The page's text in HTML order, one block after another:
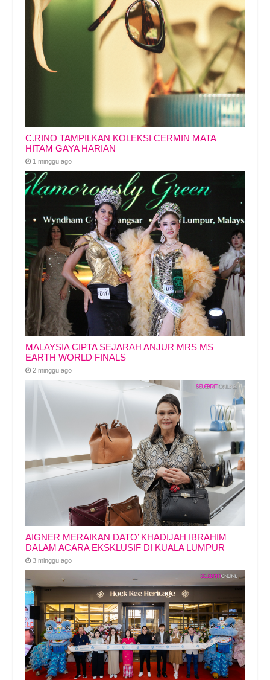
C.RINO TAMPILKAN KOLEKSI CERMIN MATA
HITAM GAYA HARIAN
1 minggu ago
MALAYSIA CIPTA SEJARAH ANJUR MRS MS
EARTH WORLD FINALS
2 minggu ago
AIGNER MERAIKAN DATO’ KHADIJAH IBRAHIM
DALAM ACARA EKSKLUSIF DI KUALA LUMPUR
3 minggu ago